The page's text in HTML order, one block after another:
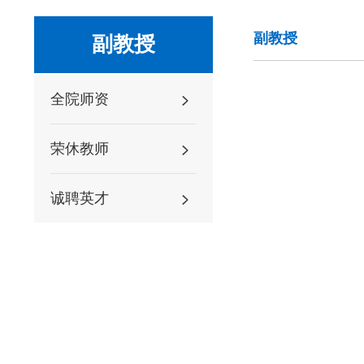
副教授
全院师资
荣休教师
诚聘英才
副教授